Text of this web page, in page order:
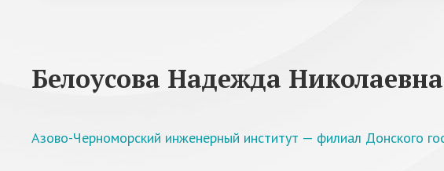
Белоусова Надежда Николаевна
Азово-Черноморский инженерный институт — филиал Донского